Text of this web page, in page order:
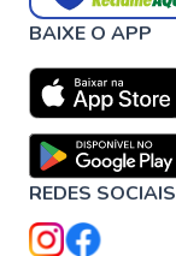
BAIXE O APP
REDES SOCIAIS